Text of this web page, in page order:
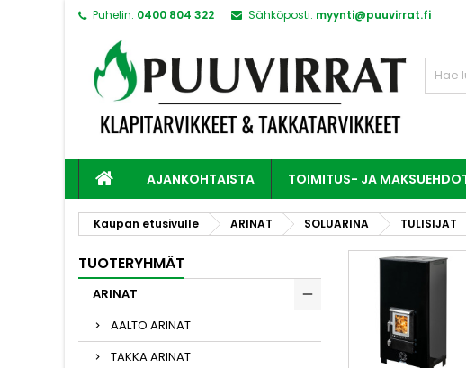
Puhelin: 0400 804 322 Sähköposti: myynti@puuvirrat.fi
AJANKOHTAISTA TOIMITUS- JA
Kaupan etusivulle ARINAT SOLUARINA TULISIJAT
TUOTERYHMÄT
ARINAT
AALTO ARINAT
TAKKA ARINAT